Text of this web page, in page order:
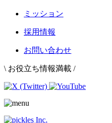
ミッション
採用情報
お問い合わせ
\ お役立ち情報満載 /